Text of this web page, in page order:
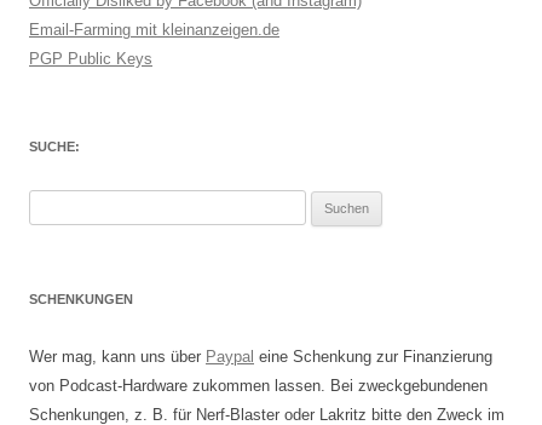
Email-Farming mit kleinanzeigen.de
PGP Public Keys
SUCHE:
SCHENKUNGEN
Wer mag, kann uns über Paypal eine Schenkung zur Finanzierung
von Podcast-Hardware zukommen lassen. Bei zweckgebundenen
Schenkungen, z. B. für Nerf-Blaster oder Lakritz bitte den Zweck im